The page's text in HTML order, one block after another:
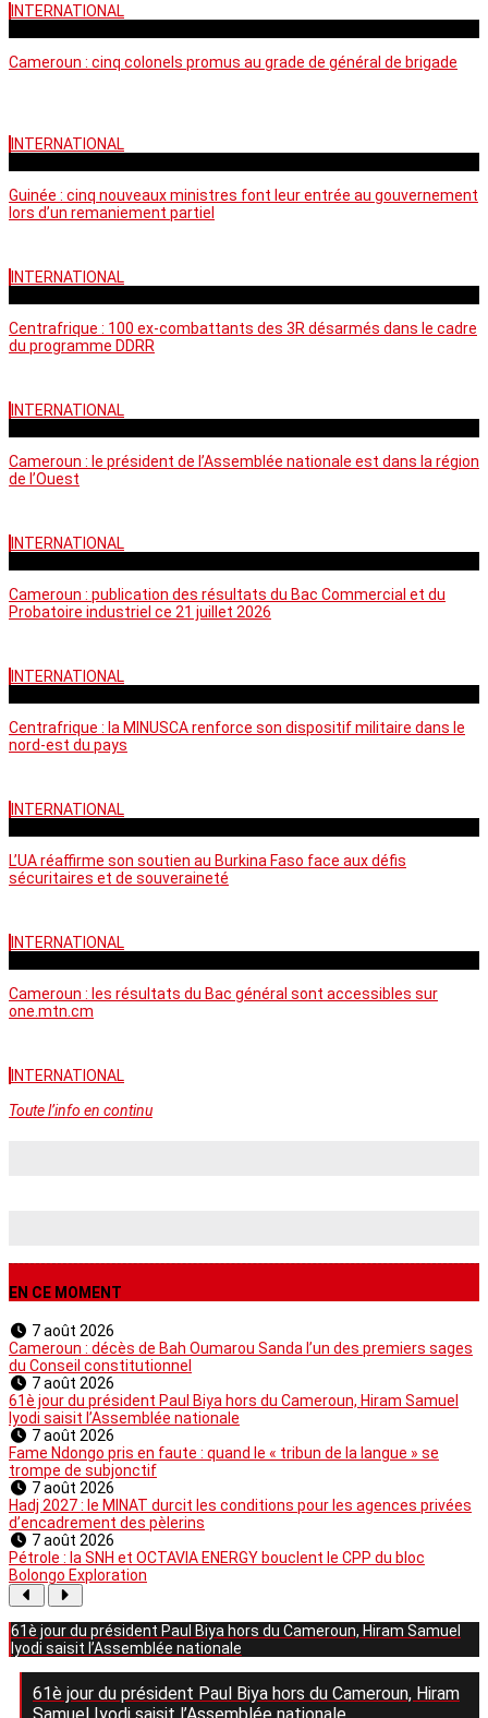
INTERNATIONAL
Cameroun : cinq colonels promus au grade de général de brigade
INTERNATIONAL
Guinée : cinq nouveaux ministres font leur entrée au gouvernement
lors d’un remaniement partiel
INTERNATIONAL
Centrafrique : 100 ex-combattants des 3R désarmés dans le cadre
du programme DDRR
INTERNATIONAL
Cameroun : le président de l’Assemblée nationale est dans la région
de l’Ouest
INTERNATIONAL
Cameroun : publication des résultats du Bac Commercial et du
Probatoire industriel ce 21 juillet 2026
INTERNATIONAL
Centrafrique : la MINUSCA renforce son dispositif militaire dans le
nord-est du pays
INTERNATIONAL
L’UA réaffirme son soutien au Burkina Faso face aux défis
sécuritaires et de souveraineté
INTERNATIONAL
Cameroun : les résultats du Bac général sont accessibles sur
one.mtn.cm
INTERNATIONAL
Toute l’info en continu
EN CE MOMENT
7 août 2026
Cameroun : décès de Bah Oumarou Sanda l’un des premiers sages
du Conseil constitutionnel
7 août 2026
61è jour du président Paul Biya hors du Cameroun, Hiram Samuel
Iyodi saisit l’Assemblée nationale
7 août 2026
Fame Ndongo pris en faute : quand le « tribun de la langue » se
trompe de subjonctif
7 août 2026
Hadj 2027 : le MINAT durcit les conditions pour les agences privées
d’encadrement des pèlerins
7 août 2026
Pétrole : la SNH et OCTAVIA ENERGY bouclent le CPP du bloc
Bolongo Exploration
61è jour du président Paul Biya hors du Cameroun, Hiram Samuel
Iyodi saisit l’Assemblée nationale
61è jour du président Paul Biya hors du Cameroun, Hiram